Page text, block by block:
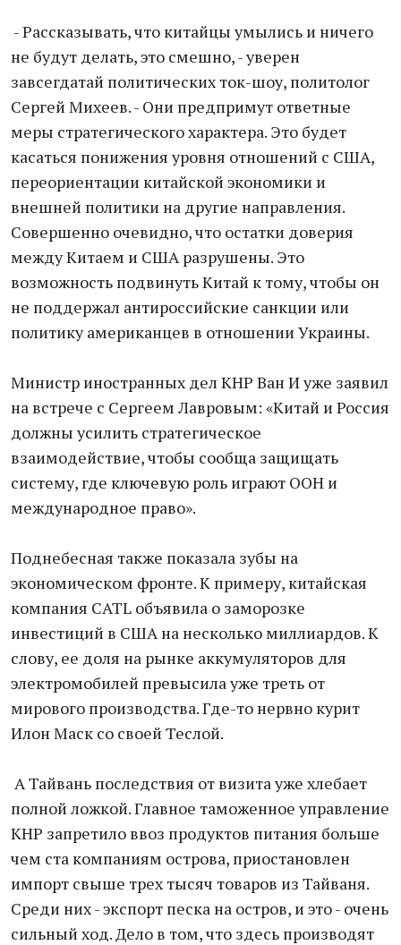
- Рассказывать, что китайцы умылись и ничего
не будут делать, это смешно, - уверен
завсегдатай политических ток-шоу, политолог
Сергей Михеев. - Они предпримут ответные
меры стратегического характера. Это будет
касаться понижения уровня отношений с США,
переориентации китайской экономики и
внешней политики на другие направления.
Совершенно очевидно, что остатки доверия
между Китаем и США разрушены. Это
возможность подвинуть Китай к тому, чтобы он
не поддержал антироссийские санкции или
политику американцев в отношении Украины.
Министр иностранных дел КНР Ван И уже заявил
на встрече с Сергеем Лавровым: «Китай и Россия
должны усилить стратегическое
взаимодействие, чтобы сообща защищать
систему, где ключевую роль играют ООН и
международное право».
Поднебесная также показала зубы на
экономическом фронте. К примеру, китайская
компания CATL объявила о заморозке
инвестиций в США на несколько миллиардов. К
слову, ее доля на рынке аккумуляторов для
электромобилей превысила уже треть от
мирового производства. Где-то нервно курит
Илон Маск со своей Теслой.
А Тайвань последствия от визита уже хлебает
полной ложкой. Главное таможенное управление
КНР запретило ввоз продуктов питания больше
чем ста компаниям острова, приостановлен
импорт свыше трех тысяч товаров из Тайваня.
Среди них - экспорт песка на остров, и это - очень
сильный ход. Дело в том, что здесь производят